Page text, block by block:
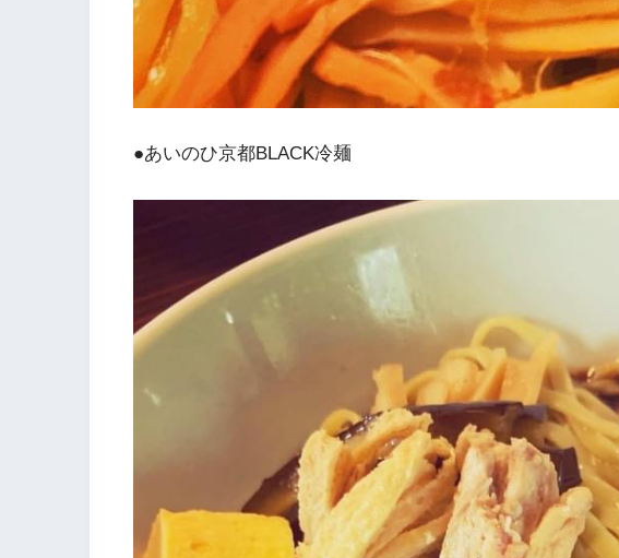
●あいのひ京都BLACK冷麺